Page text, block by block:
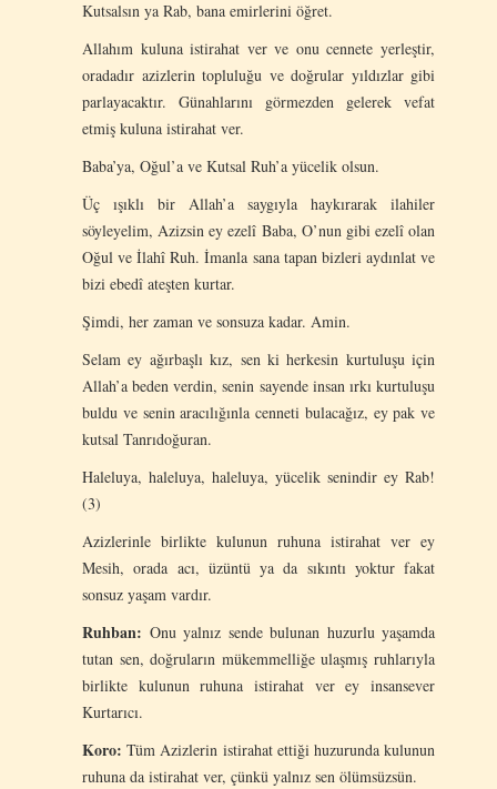
Kutsalsın ya Rab, bana emirlerini öğret.
Allahım kuluna istirahat ver ve onu cennete yerleştir,
oradadır azizlerin topluluğu ve doğrular yıldızlar gibi
parlayacaktır. Günahlarını görmezden gelerek vefat
etmiş kuluna istirahat ver.
Baba’ya, Oğul’a ve Kutsal Ruh’a yücelik olsun.
Üç ışıklı bir Allah’a saygıyla haykırarak ilahiler
söyleyelim, Azizsin ey ezelî Baba, O’nun gibi ezelî olan
Oğul ve İlahî Ruh. İmanla sana tapan bizleri aydınlat ve
bizi ebedî ateşten kurtar.
Şimdi, her zaman ve sonsuza kadar. Amin.
Selam ey ağırbaşlı kız, sen ki herkesin kurtuluşu için
Allah’a beden verdin, senin sayende insan ırkı kurtuluşu
buldu ve senin aracılığınla cenneti bulacağız, ey pak ve
kutsal Tanrıdoğuran.
Haleluya, haleluya, haleluya, yücelik senindir ey Rab!
(3)
Azizlerinle birlikte kulunun ruhuna istirahat ver ey
Mesih, orada acı, üzüntü ya da sıkıntı yoktur fakat
sonsuz yaşam vardır.
Ruhban: Onu yalnız sende bulunan huzurlu yaşamda
tutan sen, doğruların mükemmelliğe ulaşmış ruhlarıyla
birlikte kulunun ruhuna istirahat ver ey insansever
Kurtarıcı.
Koro: Tüm Azizlerin istirahat ettiği huzurunda kulunun
ruhuna da istirahat ver, çünkü yalnız sen ölümsüzsün.